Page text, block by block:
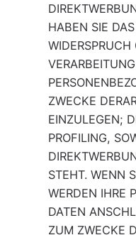
HABEN SIE
WIDERSPRUCH
ZWECKE
EINZULEGEN;
PROFILING,
STEHT. WENN
WERDEN IHRE
DATEN
ZUM ZWECKE